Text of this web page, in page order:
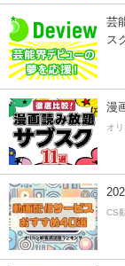
芸
ス
漫
オ
CS